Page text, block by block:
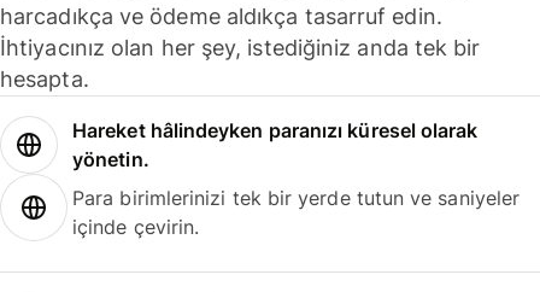
harcadıkça ve ödeme aldıkça tasarruf edin.
İhtiyacınız olan her şey, istediğiniz anda tek bir
hesapta.
Hareket hâlindeyken paranızı küresel olarak
yönetin.
Para birimlerinizi tek bir yerde tutun ve saniyeler
içinde çevirin.